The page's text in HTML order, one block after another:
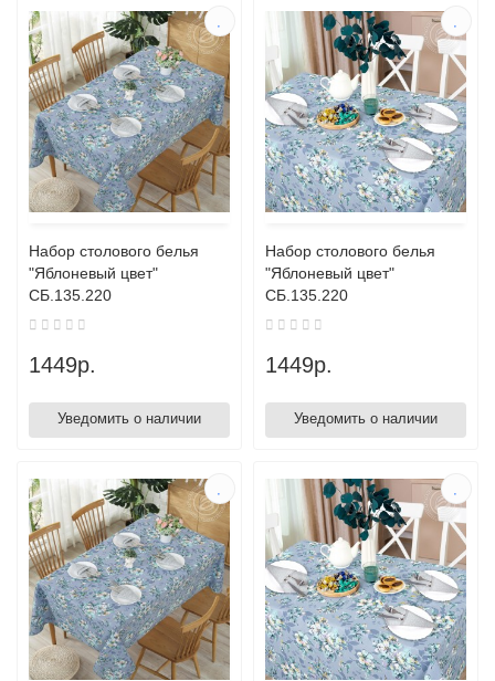
Набор столового белья
"Яблоневый цвет"
СБ.135.220
1449р.
Уведомить о наличии
Набор столового белья
"Яблоневый цвет"
СБ.135.220
1449р.
Уведомить о наличии